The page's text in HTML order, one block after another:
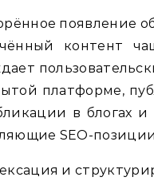
появление
контент
платформе,
в блогах
SEO-
и